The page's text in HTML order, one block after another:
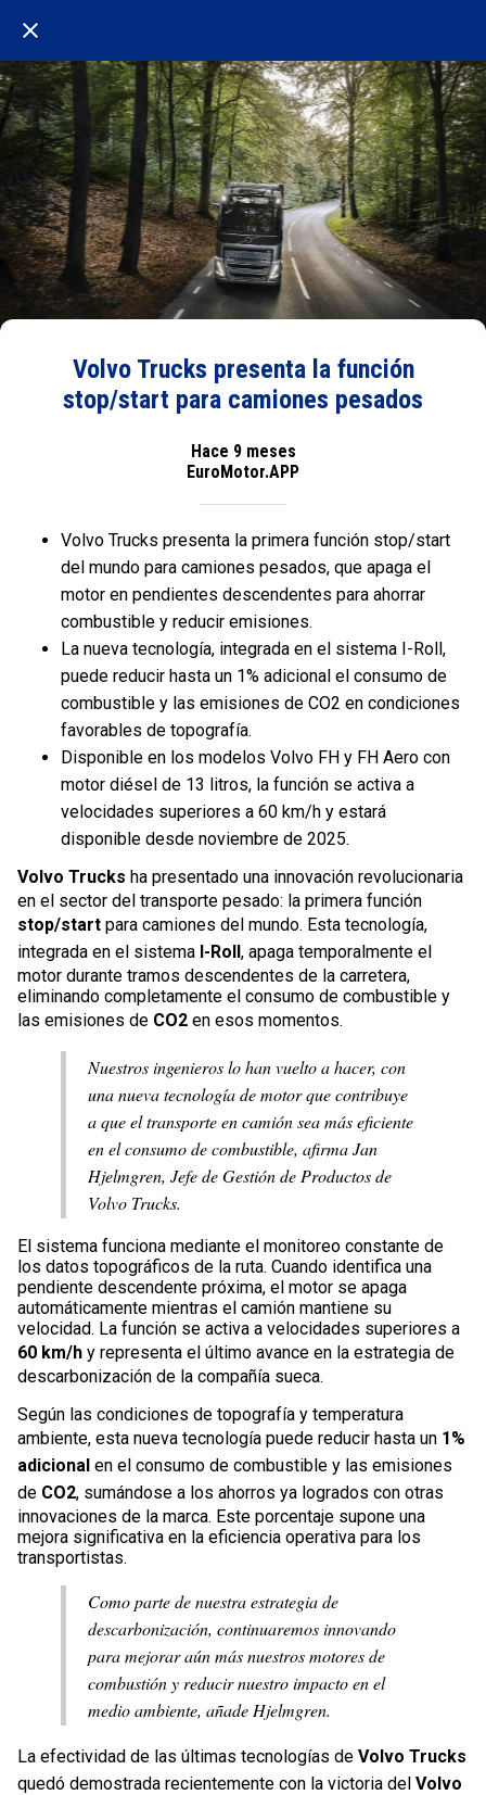
Volvo Trucks presenta la función
stop/start para camiones pesados
Hace 9 meses
EuroMotor.APP
Volvo Trucks presenta la primera función stop/start
del mundo para camiones pesados, que apaga el
motor en pendientes descendentes para ahorrar
combustible y reducir emisiones.
La nueva tecnología, integrada en el sistema I-Roll,
puede reducir hasta un 1% adicional el consumo de
combustible y las emisiones de CO2 en condiciones
favorables de topografía.
Disponible en los modelos Volvo FH y FH Aero con
motor diésel de 13 litros, la función se activa a
velocidades superiores a 60 km/h y estará
disponible desde noviembre de 2025.
Volvo Trucks ha presentado una innovación revolucionaria
en el sector del transporte pesado: la primera función
stop/start para camiones del mundo. Esta tecnología,
integrada en el sistema I-Roll, apaga temporalmente el
motor durante tramos descendentes de la carretera,
eliminando completamente el consumo de combustible y
las emisiones de CO2 en esos momentos.
Nuestros ingenieros lo han vuelto a hacer, con
una nueva tecnología de motor que contribuye
a que el transporte en camión sea más eficiente
en el consumo de combustible, afirma Jan
Hjelmgren, Jefe de Gestión de Productos de
Volvo Trucks.
El sistema funciona mediante el monitoreo constante de
los datos topográficos de la ruta. Cuando identifica una
pendiente descendente próxima, el motor se apaga
automáticamente mientras el camión mantiene su
velocidad. La función se activa a velocidades superiores a
60 km/h y representa el último avance en la estrategia de
descarbonización de la compañía sueca.
Según las condiciones de topografía y temperatura
ambiente, esta nueva tecnología puede reducir hasta un 1%
adicional en el consumo de combustible y las emisiones
de CO2, sumándose a los ahorros ya logrados con otras
innovaciones de la marca. Este porcentaje supone una
mejora significativa en la eficiencia operativa para los
transportistas.
Como parte de nuestra estrategia de
descarbonización, continuaremos innovando
para mejorar aún más nuestros motores de
combustión y reducir nuestro impacto en el
medio ambiente, añade Hjelmgren.
La efectividad de las últimas tecnologías de Volvo Trucks
quedó demostrada recientemente con la victoria del Volvo